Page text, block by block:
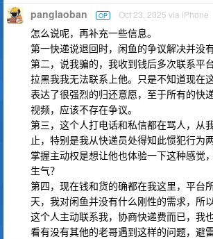
panglaoban OP Oct 23, 2025 via iPhone
怎么说呢，再补充一些信息。
第一快递说退回时，闲鱼的争议解决并没
第二，说我骗的，我收到钱后多次联系平
拉黑我我无法联系上他。只是不知道现在
表达了很强烈的归还意愿，至于所有的快
视频，应该不存在争议。
第三，这个人打电话和私信都在骂人，从
止，特别是我从快递员处得知此惯犯行为
掌握主动权是想让他也体验一下这种感觉
生气？
第四，现在钱和货的确都在我这里，平台
天，我对闲鱼并没有什么刚性的需求，所
这个人主动联系我，协商快递费而已，我
看有没有其他的老哥遇到这样的问题，避